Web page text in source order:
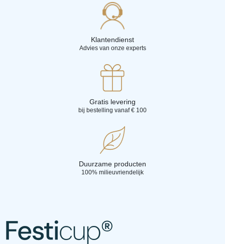
Klantendienst
Advies van onze experts
Gratis levering
bij bestelling vanaf € 100
Duurzame producten
100% milieuvriendelijk